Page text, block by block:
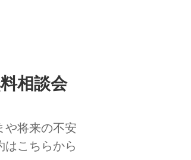
相談会
や将来の不安
はこちらから